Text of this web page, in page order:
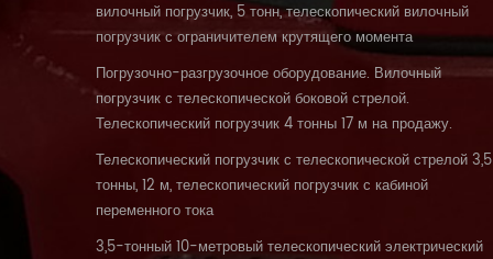
вилочный погрузчик, 5 тонн, телескопический вилочный
погрузчик с ограничителем крутящего момента
Погрузочно-разгрузочное оборудование. Вилочный
погрузчик с телескопической боковой стрелой.
Телескопический погрузчик 4 тонны 17 м на продажу.
Телескопический погрузчик с телескопической стрелой 3,5
тонны, 12 м, телескопический погрузчик с кабиной
переменного тока
3,5-тонный 10-метровый телескопический электрический